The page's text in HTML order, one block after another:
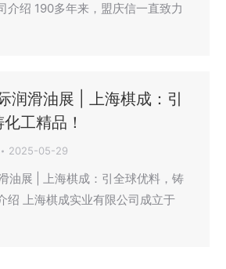
介绍 190多年来，盟庆信一直致力
润滑油展 | 上海棋成：引
工精品！
2025-05-29
油展 | 上海棋成：引全球优料，铸
绍 上海棋成实业有限公司成立于